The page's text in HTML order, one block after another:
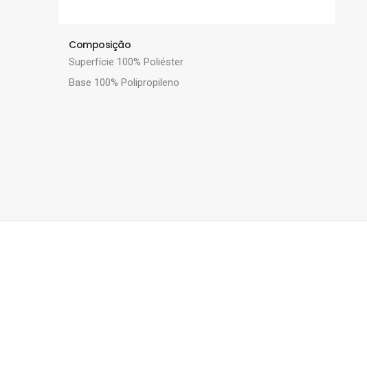
Composição
Superfície 100% Poliéster
Base 100% Polipropileno